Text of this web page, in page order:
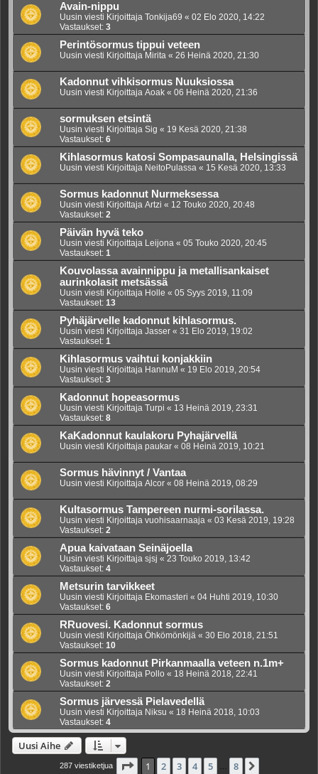
Avain-nippu
Uusin viesti Kirjoittaja Tonkija69 « 02 Elo 2020, 14:22
Vastaukset: 3
Perintösormus tippui veteen
Uusin viesti Kirjoittaja Mirita « 26 Heinä 2020, 21:30
Kadonnut vihkisormus Nuuksiossa
Uusin viesti Kirjoittaja Aoak « 06 Heinä 2020, 21:36
sormuksen etsintä
Uusin viesti Kirjoittaja Sig « 19 Kesä 2020, 21:38
Vastaukset: 6
Kihlasormus katosi Sompasaunalla, Helsingissä
Uusin viesti Kirjoittaja NeitoPulassa « 15 Kesä 2020, 13:33
Sormus kadonnut Nurmeksessa
Uusin viesti Kirjoittaja Artzi « 12 Touko 2020, 20:48
Vastaukset: 2
Päivän hyvä teko
Uusin viesti Kirjoittaja Leijona « 05 Touko 2020, 20:45
Vastaukset: 1
Kouvolassa avainnippu ja metallisankaiset
aurinkolasit metsässä
Uusin viesti Kirjoittaja Holle « 05 Syys 2019, 11:09
Vastaukset: 13
Pyhäjärvelle kadonnut kihlasormus.
Uusin viesti Kirjoittaja Jasser « 31 Elo 2019, 19:02
Vastaukset: 1
Kihlasormus vaihtui konjakkiin
Uusin viesti Kirjoittaja HannuM « 19 Elo 2019, 20:54
Vastaukset: 3
Kadonnut hopeasormus
Uusin viesti Kirjoittaja Turpi « 13 Heinä 2019, 23:31
Vastaukset: 8
KaKadonnut kaulakoru Pyhajärvellä
Uusin viesti Kirjoittaja paukar « 08 Heinä 2019, 10:21
Sormus hävinnyt / Vantaa
Uusin viesti Kirjoittaja Alcor « 08 Heinä 2019, 08:29
Kultasormus Tampereen nurmi-sorilassa.
Uusin viesti Kirjoittaja vuohisaarnaaja « 03 Kesä 2019, 19:28
Vastaukset: 2
Apua kaivataan Seinäjoella
Uusin viesti Kirjoittaja sjsj « 23 Touko 2019, 13:42
Vastaukset: 4
Metsurin tarvikkeet
Uusin viesti Kirjoittaja Ekomasteri « 04 Huhti 2019, 10:30
Vastaukset: 6
RRuovesi. Kadonnut sormus
Uusin viesti Kirjoittaja Öhkömönkijä « 30 Elo 2018, 21:51
Vastaukset: 10
Sormus kadonnut Pirkanmaalla veteen n.1m+
Uusin viesti Kirjoittaja Pollo « 18 Heinä 2018, 22:41
Vastaukset: 2
Sormus järvessä Pielavedellä
Uusin viesti Kirjoittaja Niksu « 18 Heinä 2018, 10:03
Vastaukset: 4
Uusi Aihe
287 viestiketjua Sivu /8
1 2 3 4 5 8